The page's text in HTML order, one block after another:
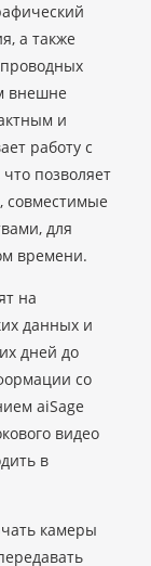
а также
внешне
и
работу с
позволяет
совместимые
для
времени.
на
данных и
дней до
со
aiSage
видео
в
камеры